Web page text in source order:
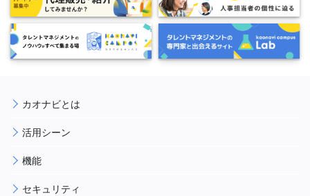
カオナビとは
活用シーン
機能
セキュリティ